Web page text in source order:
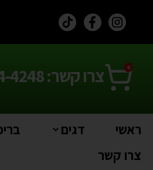
0 צרו קשר: 08-674-4248
ראשי דגים
צרו קשר